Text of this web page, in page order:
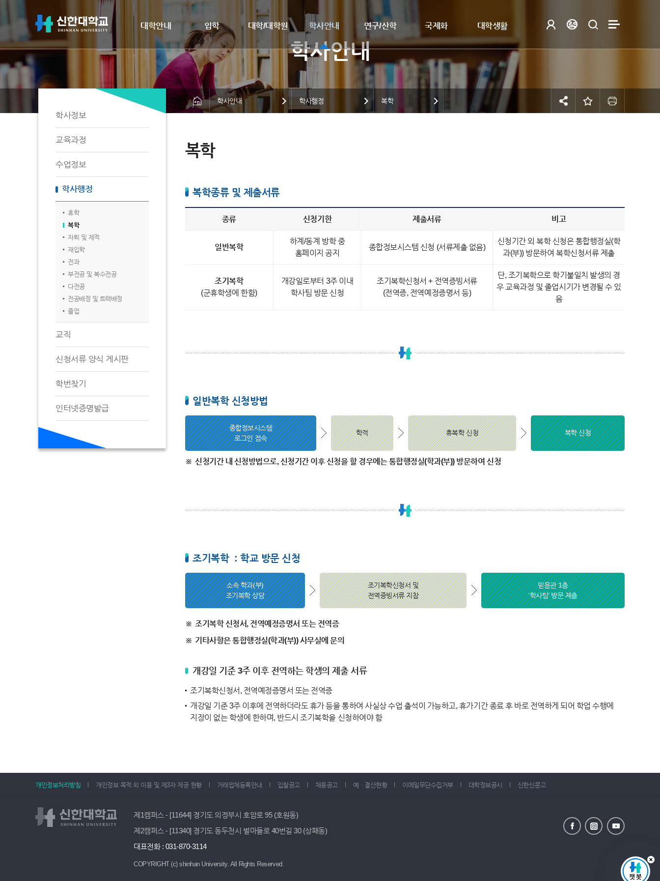
대학안내 입학 대학/대학원 학사안내 연구/산학 국제화 대학생활
학사정보
교육과정
수업정보
학사행정
휴학
복학
자퇴 및 제적
재입학
전과
부전공 및 복수전공
다전공
전공배정 및 트랙배정
졸업
교직
신청서류 양식 게시판
학번찾기
인터넷증명발급
학사안내 학사행정 복학
복학
복학종류 및 제출서류
종류 신청기한 제출서류 비고
일반복학
하계/동계 방학 중
홈페이지 공지
종합정보시스템 신청 (서류제출 없음)
신청기간 외 복학 신청은 통합행정실(학
과(부)) 방문하여 복학신청서류 제출
조기복학
(군휴학생에 한함)
개강일로부터 3주 이내
학사팀 방문 신청
조기복학신청서 + 전역증빙서류
(전역증, 전역예정증명서 등)
단, 조기복학으로 학기불일치 발생의 경
우 교육과정 및 졸업시기가 변경될 수 있
음
일반복학 신청방법
종합정보시스템
로그인 접속
학적 휴복학 신청 복학 신청
신청기간 내 신청방법으로, 신청기간 이후 신청을 할 경우에는 통합행정실(학과(부)) 방문하여 신청
조기복학 : 학교 방문 신청
소속 학과(부)
조기복학 상담
조기복학신청서 및
전역증빙서류 지참
믿음관 1층
‘학사팀’ 방문 제출
조기복학 신청서, 전역예정증명서 또는 전역증
기타사항은 통합행정실(학과(부)) 사무실에 문의
개강일 기준 3주 이후 전역하는 학생의 제출 서류
조기복학신청서, 전역예정증명서 또는 전역증
개강일 기준 3주 이후에 전역하더라도 휴가 등을 통하여 사실상 수업 출석이 가능하고, 휴가기간 종료 후 바로 전역하게 되어 학업 수행에
지장이 없는 학생에 한하며, 반드시 조기복학을 신청하여야 함
개인정보처리방침 개인정보 목적 외 이용 및 제3자 제공 현황 거래업체등록안내 입찰공고 채용공고 예ㆍ결산현황 이메일무단수집거부 대학정보공시 신한신문고
제1캠퍼스 - [11644] 경기도 의정부시 호암로 95 (호원동)
제2캠퍼스 - [11340] 경기도 동두천시 벌마들로 40번길 30 (상패동)
대표전화 : 031-870-3114
COPYRIGHT (c) shinhan University. All Rights Reserved.